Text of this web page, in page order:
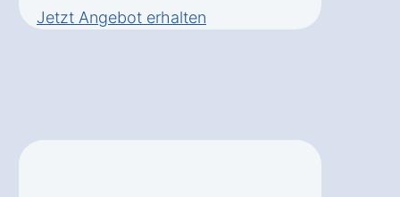
Jetzt Angebot erhalten